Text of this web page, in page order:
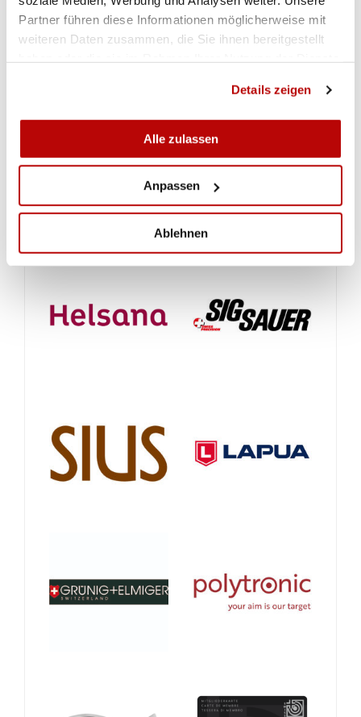
Partner führen diese Informationen möglicherweise mit
weiteren Daten zusammen, die Sie ihnen bereitgestellt
Details zeigen
Alle zulassen
Anpassen
Ablehnen
2019
DETAILS